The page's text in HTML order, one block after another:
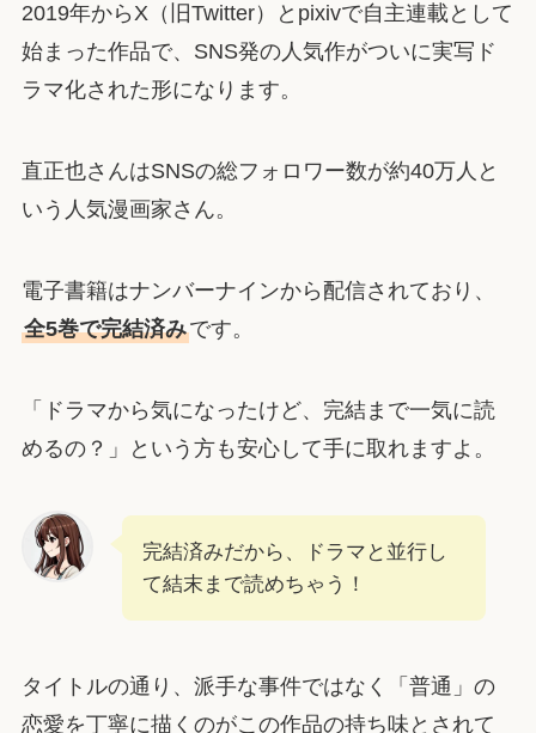
2019年からX（旧Twitter）とpixivで自主連載として
始まった作品で、SNS発の人気作がついに実写ド
ラマ化された形になります。
直正也さんはSNSの総フォロワー数が約40万人と
いう人気漫画家さん。
電子書籍はナンバーナインから配信されており、
全5巻で完結済みです。
「ドラマから気になったけど、完結まで一気に読
めるの？」という方も安心して手に取れますよ。
完結済みだから、ドラマと並行し
て結末まで読めちゃう！
タイトルの通り、派手な事件ではなく「普通」の
恋愛を丁寧に描くのがこの作品の持ち味とされて